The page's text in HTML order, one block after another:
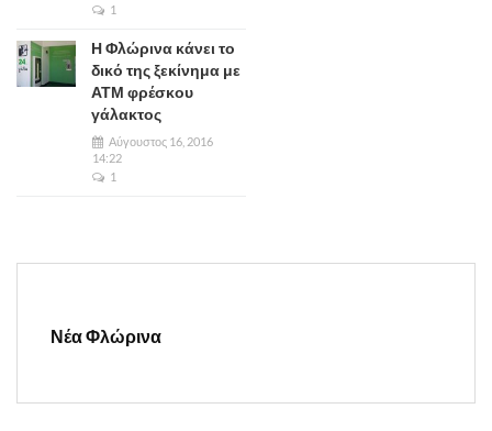
1
Η Φλώρινα κάνει το
δικό της ξεκίνημα με
ΑΤΜ φρέσκου
γάλακτος
Αύγουστος 16, 2016
14:22
1
Νέα Φλώρινα